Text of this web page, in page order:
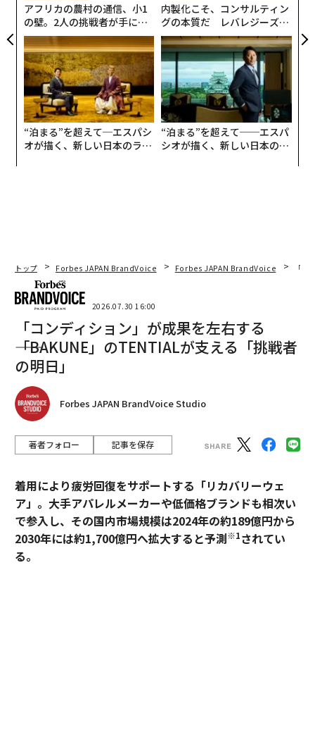
アフリカの農村の通信、小1
の壁。2人の挑戦者が手にし
た「次なる武器」
内製化こそ、コンサルティン
グの本質だ レバレジーズが
実践する、次世代ファームの
全貌
“泊まる”を超えて─エスパシ
オが描く、新しい日本のラグ
“泊まる”を超えて──エスパ
シオが描く、新しい日本のラ
トップ Forbes JAPAN BrandVoice Forbes JAPAN BrandVoice 「
2026.07.30 16:00
「コンディション」が成果を左右する
――「BAKUNE」のTENTIALが支える「挑戦者
の明日」
Forbes JAPAN BrandVoice Studio
著者フォロー 記事を保存
着用により疲労回復をサポートする「リカバリーウェ
ア」。大手アパレルメーカーや低価格ブランドも相次い
で参入し、その国内市場規模は2024年の約189億円から
2030年には約1,700億円へ拡大すると予測※1されてい
る。